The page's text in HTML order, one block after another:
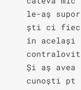
le-aș
ști ci
în același
Și aș
cunoști pt